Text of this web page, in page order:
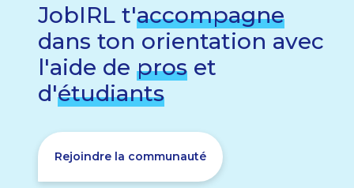
JobIRL t'accompagne
dans ton orientation avec
l'aide de pros et
d'étudiants
Rejoindre la communauté